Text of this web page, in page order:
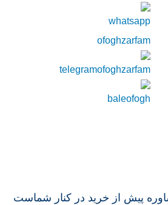
پیش از خرید در کنار شماست